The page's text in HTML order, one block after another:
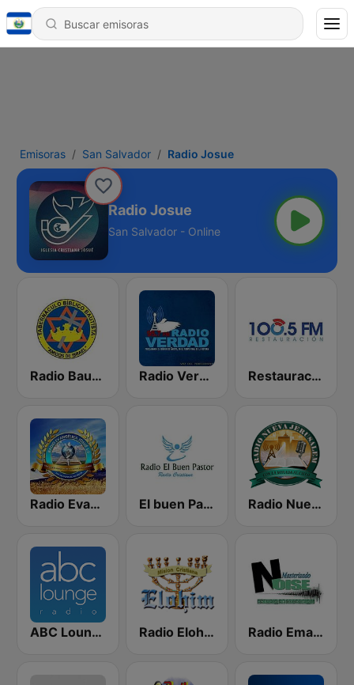
Emisoras San Salvador Radio Josue
Radio Josue
San Salvador - Online
Radio Bautista Global 89.7 FM Radio Verdad 95.7 FM Restauración 100.5 FM
Radio Evangélica Josué El buen Pastor 98.1 FM Radio Nueva Jerusalem
ABC Lounge Jazz Radio Elohim Radio Emanuel el Salvador